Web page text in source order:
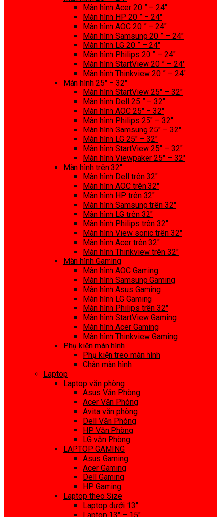
Màn hình Acer 20 ” – 24″
Màn hình HP 20 ” – 24″
Màn hình AOC 20 ” – 24″
Màn hình Samsung 20 ” – 24″
Màn hình LG 20 ” – 24″
Màn hình Philips 20 ” – 24″
Màn hình StartView 20 ” – 24″
Màn hình Thinkview 20 ” – 24″
Màn hình 25″ – 32″
Màn hình StartView 25″ – 32″
Màn hình Dell 25 ” – 32″
Màn hình AOC 25″ – 32″
Màn hình Philips 25″ – 32″
Màn hình Samsung 25″ – 32″
Màn hình LG 25″ – 32″
Màn hình StartView 25″ – 32″
Màn hình Viewpaker 25″ – 32″
Màn hình trên 32″
Màn hình Dell trên 32″
Màn hình AOC trên 32″
Màn hình HP trên 32″
Màn hình Samsung trên 32″
Màn hình LG trên 32″
Màn hình Philips trên 32″
Màn hình View sonic trên 32″
Màn hình Acer trên 32″
Màn hình Thinkview trên 32″
Màn hình Gaming
Màn hình AOC Gaming
Màn hình Samsung Gaming
Màn hình Asus Gaming
Màn hình LG Gaming
Màn hình Philips trên 32″
Màn hình StartView Gaming
Màn hình Acer Gaming
Màn hình Thinkview Gaming
Phụ kiện màn hình
Phụ kiện treo màn hình
Chân màn hình
Laptop
Laptop văn phòng
Asus Văn Phòng
Acer Văn Phòng
Avita văn phòng
Dell Văn Phòng
HP Văn Phòng
LG văn Phòng
LAPTOP GAMING
Asus Gaming
Acer Gaming
Dell Gaming
HP Gaming
Laptop theo Size
Laptop dưới 13″
Laptop 13″ – 15″